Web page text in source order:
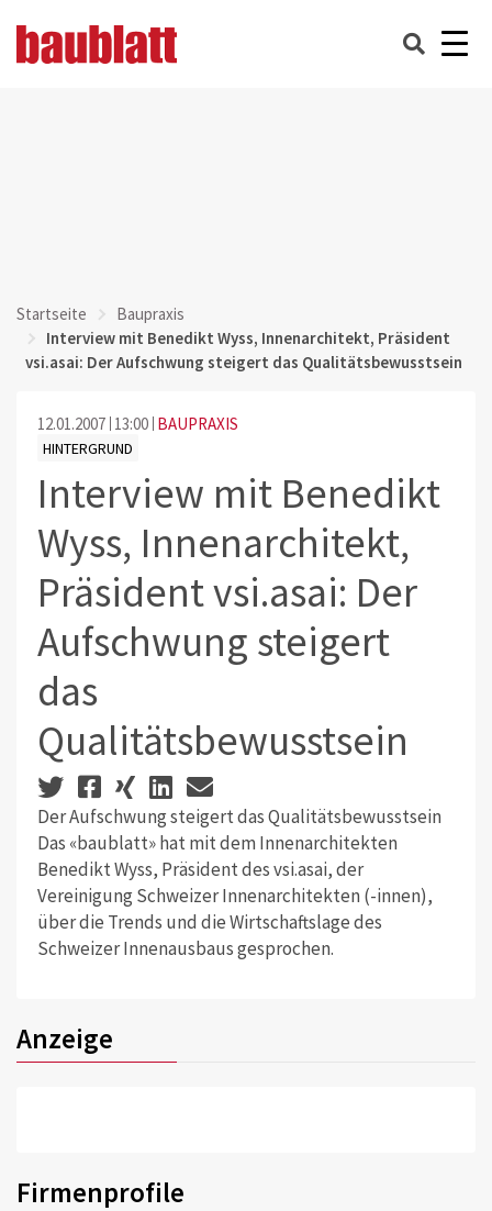
Startseite
Baupraxis
Interview mit Benedikt Wyss, Innenarchitekt, Präsident
vsi.asai: Der Aufschwung steigert das Qualitätsbewusstsein
12.01.2007 13:00 BAUPRAXIS
HINTERGRUND
Interview mit Benedikt
Wyss, Innenarchitekt,
Präsident vsi.asai: Der
Aufschwung steigert
das
Qualitätsbewusstsein
Der Aufschwung steigert das Qualitätsbewusstsein
Das «baublatt» hat mit dem Innenarchitekten
Benedikt Wyss, Präsident des vsi.asai, der
Vereinigung Schweizer Innenarchitekten (-innen),
über die Trends und die Wirtschaftslage des
Schweizer Innenausbaus gesprochen.
Anzeige
Firmenprofile